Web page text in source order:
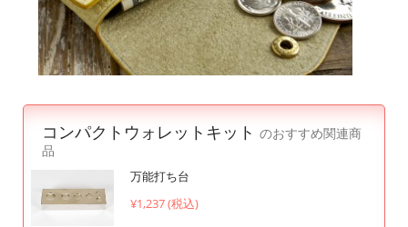
コンパクトウォレットキット のおすすめ関連商
品
万能打ち台
¥1,237 (税込)